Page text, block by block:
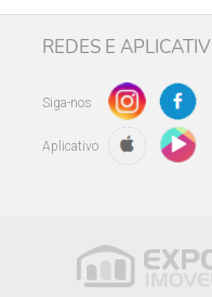
REDES E
Siga-nos
Aplicativo